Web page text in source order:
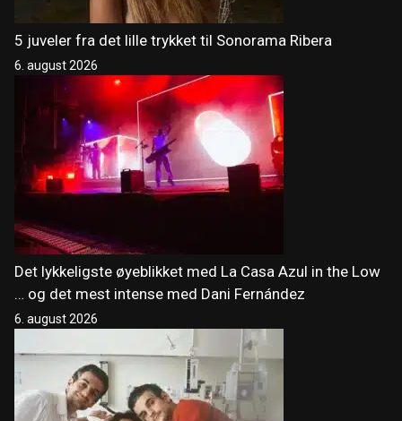
5 juveler fra det lille trykket til Sonorama Ribera
6. august 2026
Det lykkeligste øyeblikket med La Casa Azul in the Low
… og det mest intense med Dani Fernández
6. august 2026